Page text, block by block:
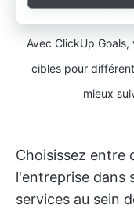
Avec ClickUp
cibles pour
mieux
Choisissez entre
l'entreprise dans
services au sein